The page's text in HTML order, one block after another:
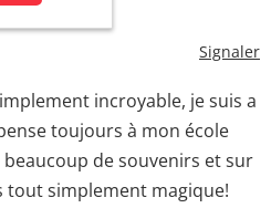
Signaler
incroyable, je suis a
toujours à mon école
de souvenirs et sur
tout simplement magique!